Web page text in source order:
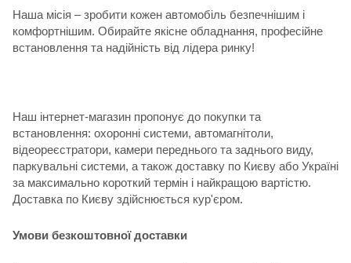
Наша місія – зробити кожен автомобіль безпечнішим і
комфортнішим. Обирайте якісне обладнання, професійне
встановлення та надійність від лідера ринку!
Наш інтернет-магазин пропонує до покупки та
встановлення: охоронні системи, автомагнітоли,
відеореєстратори, камери переднього та заднього виду,
паркувальні системи, а також доставку по Києву або Україні
за максимально короткий термін і найкращою вартістю.
Доставка по Києву здійснюється кур'єром.
Умови безкоштовної доставки